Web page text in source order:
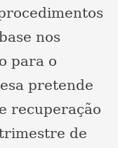
nos
para o
pretende
recuperação
de